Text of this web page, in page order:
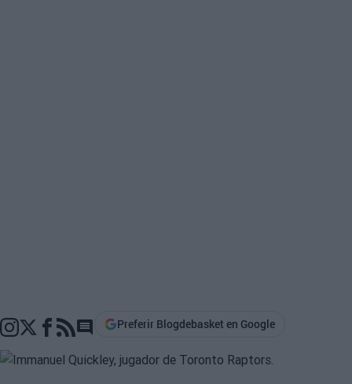
Go to comments section
Preferir Blogdebasket en Google